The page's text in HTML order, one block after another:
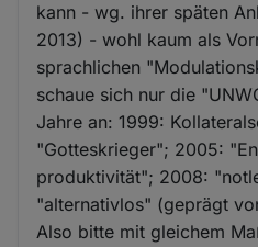
kann - wg. ihrer späten
2013) - wohl kaum als
sprachlichen
schaue sich nur die
Jahre an: 1999:
"Gotteskrieger"; 2005:
produktivität"; 2008:
"alternativlos" (geprägt
Also bitte mit gleichem